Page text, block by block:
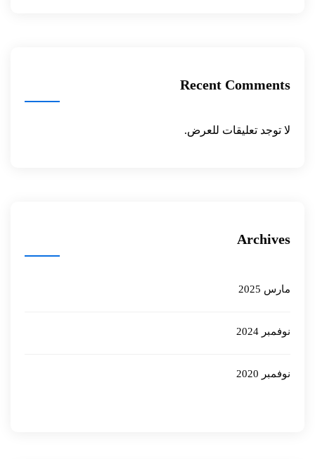
Recent Comments
لا توجد تعليقات للعرض.
Archives
مارس 2025
نوفمبر 2024
نوفمبر 2020